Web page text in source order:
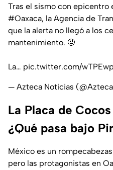
Tras el sismo con epicentro
#Oaxaca, la Agencia de
que la alerta no llegó a los
mantenimiento. 🤨
La… pic.twitter.com/
— Azteca Noticias
La Placa de
¿Qué pasa bajo
México es un
pero las protagonistas en